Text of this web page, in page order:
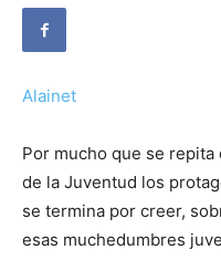
Alainet
Por mucho que se
de la Juventud los
se termina por creer,
esas muchedumbres